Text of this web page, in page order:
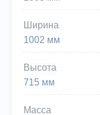
Ширина
1002 мм
Высота
715 мм
Масса